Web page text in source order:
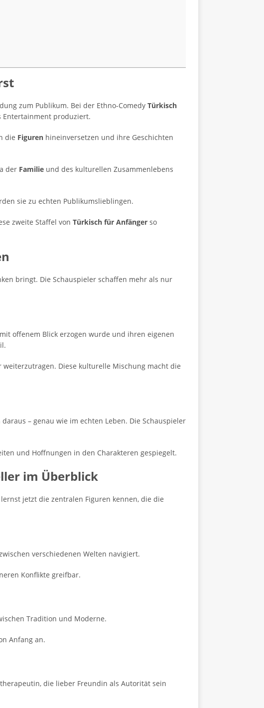
zum Publikum. Bei der Ethno-Comedy Türkisch
Entertainment produziert.
die Figuren hineinversetzen und ihre Geschichten
der Familie und des kulturellen Zusammenlebens
sie zu echten Publikumslieblingen.
zweite Staffel von Türkisch für Anfänger so
bringt. Die Schauspieler schaffen mehr als nur
offenem Blick erzogen wurde und ihren eigenen
Diese kulturelle Mischung macht die
– genau wie im echten Leben. Die Schauspieler
und Hoffnungen in den Charakteren gespiegelt.
im Überblick
jetzt die zentralen Figuren kennen, die die
verschiedenen Welten navigiert.
Konflikte greifbar.
Tradition und Moderne.
Anfang an.
die lieber Freundin als Autorität sein